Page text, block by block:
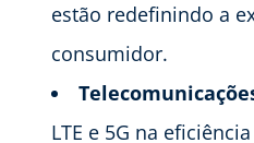
estão redefinindo a
consumidor.
LTE e 5G na